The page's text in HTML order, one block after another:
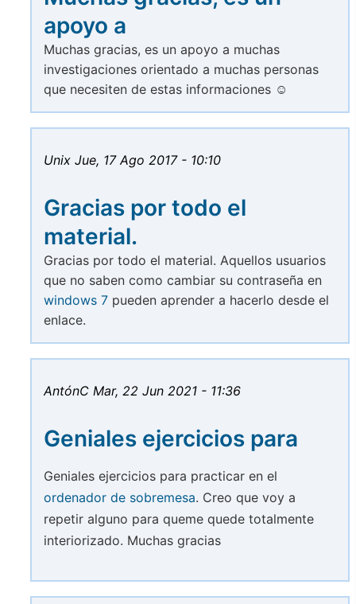
apoyo a
Muchas gracias, es un apoyo a muchas
investigaciones orientado a muchas personas
que necesiten de estas informaciones ☺
Unix Jue, 17 Ago 2017 - 10:10
Gracias por todo el
material.
Gracias por todo el material. Aquellos usuarios
que no saben como cambiar su contraseña en
windows 7 pueden aprender a hacerlo desde el
enlace.
AntónC Mar, 22 Jun 2021 - 11:36
Geniales ejercicios para
Geniales ejercicios para practicar en el
ordenador de sobremesa. Creo que voy a
repetir alguno para queme quede totalmente
interiorizado. Muchas gracias